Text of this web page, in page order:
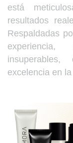
está
resultados
Respaldadas
excelencia en